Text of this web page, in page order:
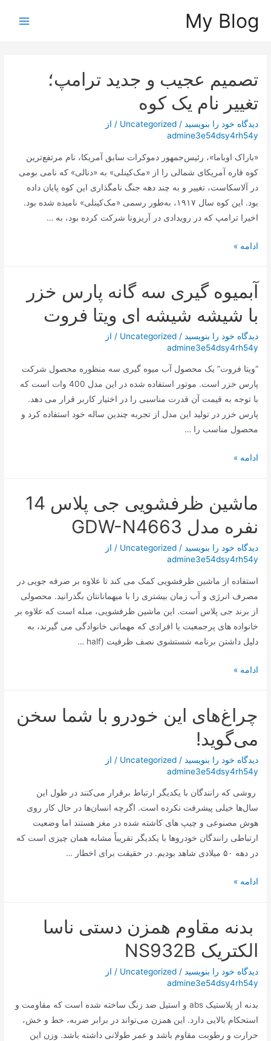
My Blog
تصمیم عجیب و جدید ترامپ؛
تغییر نام یک کوه
دیدگاه‌ خود را بنویسید /
Uncategorized / از
admine3e54dsy4rh54y
«باراک اوباما»، رئیس‌جمهور دموکرات سابق آمریکا، نام مرتفع‌ترین
کوه قاره آمریکای شمالی را از «مک‌کینلی» به «دنالی» که نامی بومی
در آلاسکاست، تغییر و به چند دهه جنگ نامگذاری این کوه پایان داده
بود. این کوه سال ۱۹۱۷، به‌طور رسمی «مک‌کینلی» نامیده شده بود.
اخیرا ترامپ که در رویدادی در آریزونا شرکت کرده بود، به …
تصمیم
جدید
ترامپ؛
تغییر
نام
یک
کوه
ادامه »
آبمیوه گیری سه گانه پارس خزر
با شیشه شیشه ای ویتا فروت
دیدگاه‌ خود را بنویسید /
Uncategorized / از
admine3e54dsy4rh54y
“ویتا فروت” یک محصول آب میوه گیری سه منظوره محصول شرکت
پارس خزر است. موتور استفاده شده در این مدل 400 وات است که
با توجه به قیمت آن قدرت مناسبی را در اختیار کاربر قرار می دهد.
پارس خزر در تولید این مدل از تجربه چندین ساله خود استفاده کرد و
محصول مناسب را …
آبمیوه
گانه
خزر
با
شیشه
شیشه
ویتا
فروت
ادامه »
ماشین ظرفشویی جی پلاس 14
نفره مدل GDW-N4663
دیدگاه‌ خود را بنویسید /
Uncategorized / از
admine3e54dsy4rh54y
استفاده از ماشین ظرفشویی کمک می کند تا علاوه بر صرفه جویی در
مصرف انرژی و آب زمان بیشتری را با میهمانانتان بگذرانید. محصولی
از برند جی پلاس است. این ماشین ظرفشویی، مبله است که علاوه بر
خانواده‌ های پرجمعیت یا افرادی که مهمانی خانوادگی می‌ گیرند، به
دلیل داشتن برنامه شستشوی نصف ظرفیت (half …
ماشین
پلاس
نفره
مدل
GDW-
N4663
ادامه »
چراغ‌های این خودرو با شما سخن
می‌گوید!
دیدگاه‌ خود را بنویسید /
Uncategorized / از
admine3e54dsy4rh54y
روشی که رانندگان با یکدیگر ارتباط برقرار می‌کنند در طول این
سال‌ها خیلی پیشرفت نکرده است. اگرچه انسان‌ها در حال کار روی
هوش مصنوعی و چیپ های کاشته شده در مغز هستند اما وضعیت
ارتباطی رانندگان خودروها با یکدیگر تقریباً مشابه همان چیزی است که
در دهه ۵۰ میلادی شاهد بودیم. در حقیقت برای اخطار …
چراغ‌های
شما
سخن
می‌گوید!
ادامه »
بدنه مقاوم همزن دستی ناسا
الکتریک NS932B
دیدگاه‌ خود را بنویسید /
Uncategorized / از
admine3e54dsy4rh54y
بدنه از پلاستیک abs و استیل ضد زنگ ساخته شده است که مقاومت و
استحکام بالایی دارد. این همزن می‌تواند در برابر ضربه، خط و خش،
حرارت و رطوبت مقاوم باشد و عمر طولانی داشته باشد. وزن این